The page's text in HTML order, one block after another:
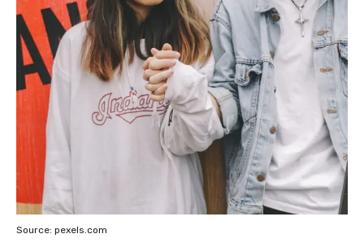
Source: pexels.com